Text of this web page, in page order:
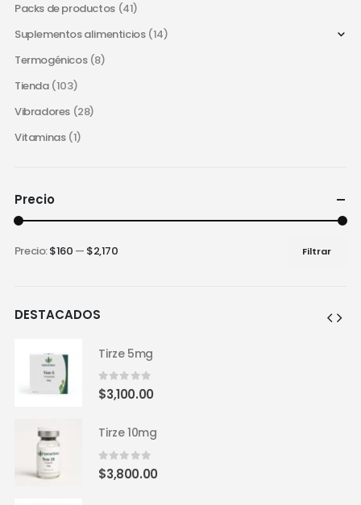
Packs de productos (41)
Suplementos alimenticios (14)
Termogénicos (8)
Tienda (103)
Vibradores (28)
Vitaminas (1)
Precio
Filtrar
Precio:$160 — $2,170
DESTACADOS
Tirze 5mg
0out of 5
$3,100.00
Tirze 10mg
0out of 5
$3,800.00